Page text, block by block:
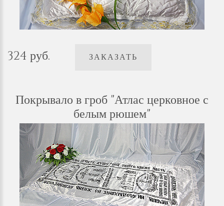
324 руб. ЗАКАЗАТЬ
Покрывало в гроб "Атлас церковное с
белым рюшем"